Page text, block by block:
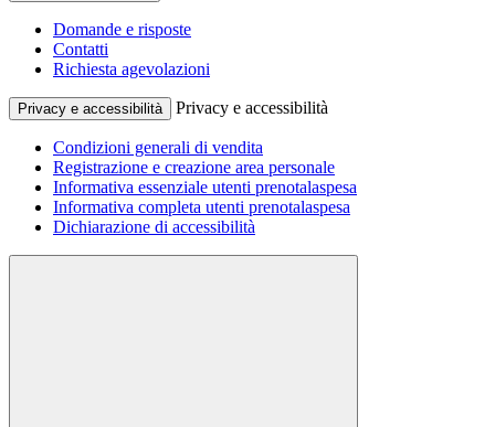
Domande e risposte
Contatti
Richiesta agevolazioni
Privacy e accessibilità Privacy e accessibilità
Condizioni generali di vendita
Registrazione e creazione area personale
Informativa essenziale utenti prenotalaspesa
Informativa completa utenti prenotalaspesa
Dichiarazione di accessibilità